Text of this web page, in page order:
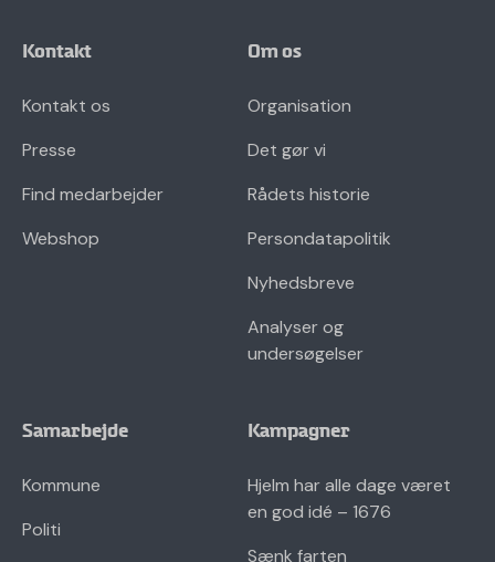
Kontakt
Kontakt os
Presse
Find medarbejder
Webshop
Om os
Organisation
Det gør vi
Rådets historie
Persondatapolitik
Nyhedsbreve
Analyser og
undersøgelser
Samarbejde
Kommune
Politi
Kampagner
Hjelm har alle dage været
en god idé – 1676
Sænk farten